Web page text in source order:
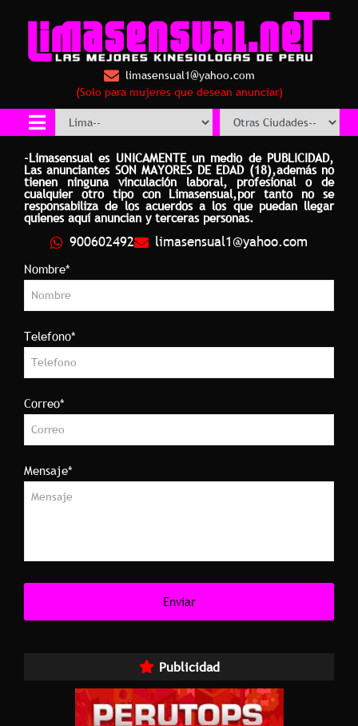
limasensual1@yahoo.com
(Solo para mujeres que desean anunciar)
Publicidad
-Limasensual es UNICAMENTE un medio de PUBLICIDAD,
Las anunciantes SON MAYORES DE EDAD (18),además no
tienen ninguna vinculación laboral, profesional o de
cualquier otro tipo con Limasensual,por tanto no se
responsabiliza de los acuerdos a los que puedan llegar
quienes aquí anuncian y terceras personas.
900602492 limasensual1@yahoo.com
Nombre*
Telefono*
Correo*
Mensaje*